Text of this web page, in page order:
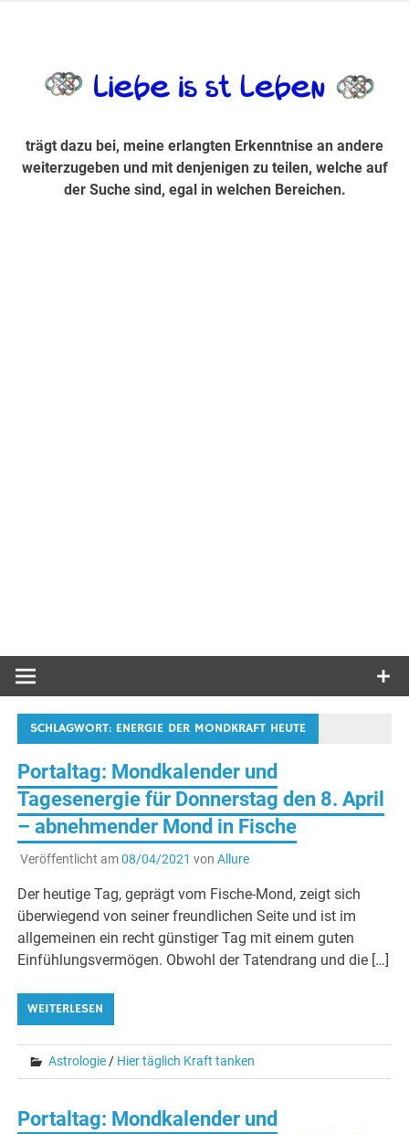
Suche sind, egal in welchen Bereichen.
trägt dazu bei, meine erlangten Erkenntnise an andere
weiterzugeben und mit denjenigen zu teilen, welche auf
der Suche sind, egal in welchen Bereichen.
SCHLAGWORT: ENERGIE DER MONDKRAFT HEUTE
Portaltag: Mondkalender und
Tagesenergie für Donnerstag den 8. April
– abnehmender Mond in Fische
Veröffentlicht am08/04/2021 von Allure
Der heutige Tag, geprägt vom Fische-Mond, zeigt sich
überwiegend von seiner freundlichen Seite und ist im
allgemeinen ein recht günstiger Tag mit einem guten
Einfühlungsvermögen. Obwohl der Tatendrang und die […]
WEITERLESEN
Astrologie/ Hier täglich Kraft tanken
Portaltag: Mondkalender und